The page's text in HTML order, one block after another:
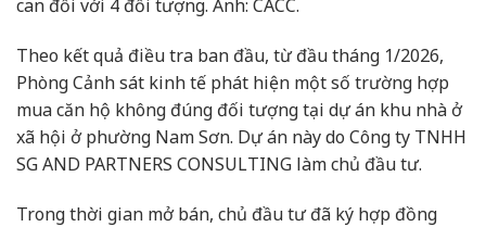
can đối với 4 đối tượng. Ảnh: CACC.
Theo kết quả điều tra ban đầu, từ đầu tháng 1/2026,
Phòng Cảnh sát kinh tế phát hiện một số trường hợp
mua căn hộ không đúng đối tượng tại dự án khu nhà ở
xã hội ở phường Nam Sơn. Dự án này do Công ty TNHH
SG AND PARTNERS CONSULTING làm chủ đầu tư.
Trong thời gian mở bán, chủ đầu tư đã ký hợp đồng